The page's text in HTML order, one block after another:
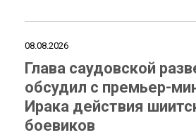
08.08.2026
Глава саудовской
обсудил с премьер-
Ирака действия
боевиков